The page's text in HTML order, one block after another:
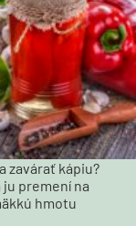
zavárať kápiu?
premení na
hmotu